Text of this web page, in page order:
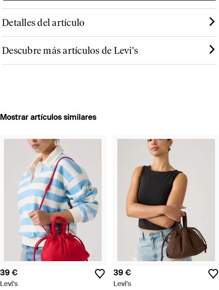
Detalles del artículo
Descubre más artículos de Levi's
Mostrar artículos similares
39 €
Levi's
39 €
Levi's